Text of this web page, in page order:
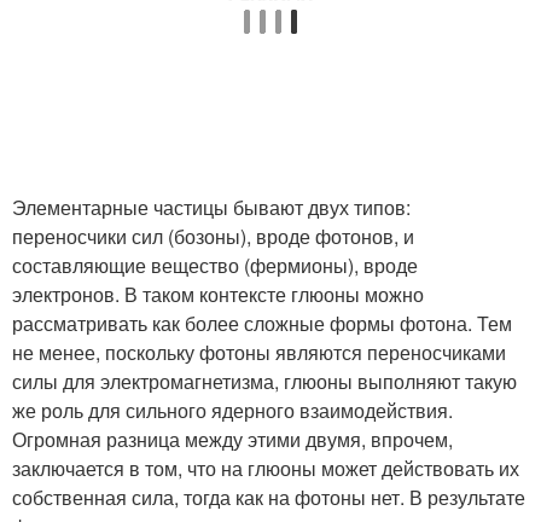
Элементарные частицы бывают двух типов:
переносчики сил (бозоны), вроде фотонов, и
составляющие вещество (фермионы), вроде
электронов. В таком контексте глюоны можно
рассматривать как более сложные формы фотона. Тем
не менее, поскольку фотоны являются переносчиками
силы для электромагнетизма, глюоны выполняют такую
же роль для сильного ядерного взаимодействия.
Огромная разница между этими двумя, впрочем,
заключается в том, что на глюоны может действовать их
собственная сила, тогда как на фотоны нет. В результате